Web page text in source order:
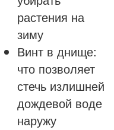
растения на
зиму
Винт в днище:
что позволяет
стечь излишней
дождевой воде
наружу